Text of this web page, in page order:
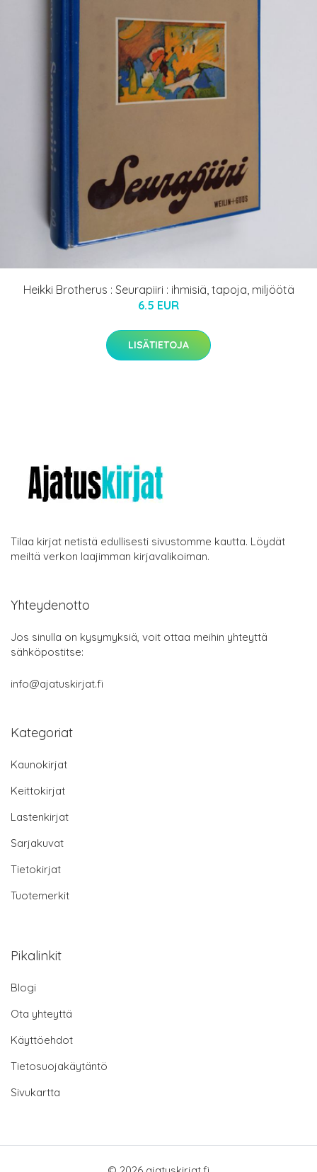
Heikki Brotherus : Seurapiiri : ihmisiä, tapoja, miljöötä
6.5 EUR
LISÄTIETOJA
Tilaa kirjat netistä edullisesti sivustomme kautta. Löydät
meiltä verkon laajimman kirjavalikoiman.
Yhteydenotto
Jos sinulla on kysymyksiä, voit ottaa meihin yhteyttä
sähköpostitse:
info@ajatuskirjat.fi
Kategoriat
Kaunokirjat
Keittokirjat
Lastenkirjat
Sarjakuvat
Tietokirjat
Tuotemerkit
Pikalinkit
Blogi
Ota yhteyttä
Käyttöehdot
Tietosuojakäytäntö
Sivukartta